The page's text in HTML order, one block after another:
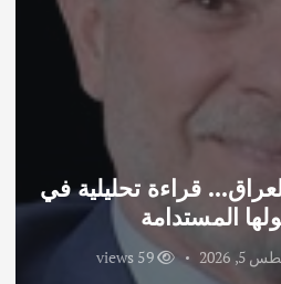
قراءة تحليلية في
المستدامة
2026
59 views